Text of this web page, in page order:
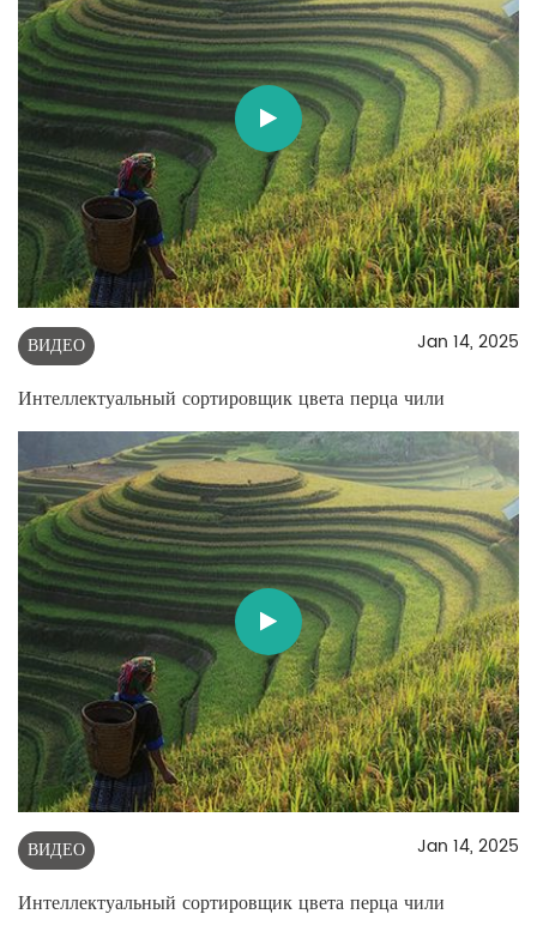
ВИДЕО Jan 14, 2025
Интеллектуальный сортировщик цвета перца чили
ВИДЕО Jan 14, 2025
Интеллектуальный сортировщик цвета перца чили